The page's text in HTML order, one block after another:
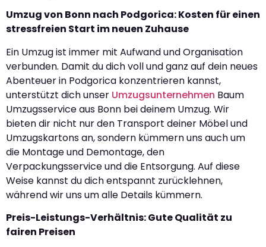
Umzug von Bonn nach Podgorica: Kosten für einen
stressfreien Start im neuen Zuhause
Ein Umzug ist immer mit Aufwand und Organisation
verbunden. Damit du dich voll und ganz auf dein neues
Abenteuer in Podgorica konzentrieren kannst,
unterstützt dich unser Umzugsunternehmen Baum
Umzugsservice aus Bonn bei deinem Umzug. Wir
bieten dir nicht nur den Transport deiner Möbel und
Umzugskartons an, sondern kümmern uns auch um
die Montage und Demontage, den
Verpackungsservice und die Entsorgung. Auf diese
Weise kannst du dich entspannt zurücklehnen,
während wir uns um alle Details kümmern.
Preis-Leistungs-Verhältnis: Gute Qualität zu
fairen Preisen